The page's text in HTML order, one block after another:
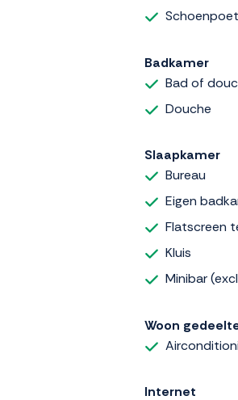
Badkamer
Bad of
Douche
Slaapkamer
Bureau
Eigen
Flatscreen
Kluis
Minibar
Woon
Internet